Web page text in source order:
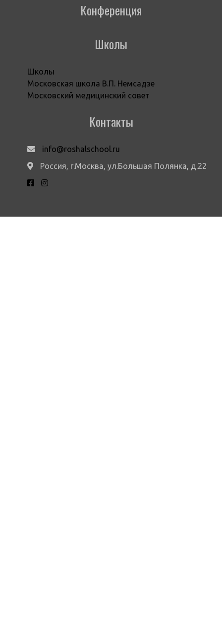
Конференция
Школы
Школы
Московская школа В.П. Немсадзе
Московский медицинский совет
Контакты
info@roshalschool.ru
Россия, г.Москва, ул.Большая Полянка, д.22